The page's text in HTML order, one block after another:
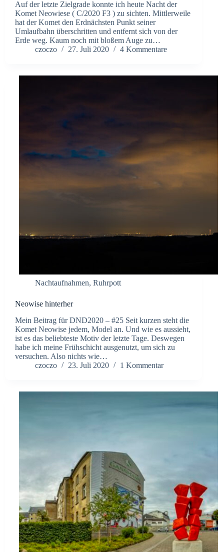
Auf der letzte Zielgrade konnte ich heute Nacht der
Komet Neowiese ( C/2020 F3 ) zu sichten. Mittlerweile
hat der Komet den Erdnächsten Punkt seiner
Umlaufbahn überschritten und entfernt sich von der
Erde weg. Kaum noch mit bloßem Auge zu…
czoczo
27. Juli 2020 4 Kommentare
Nachtaufnahmen, Ruhrpott
Neowise hinterher
Mein Beitrag für DND2020 – #25 Seit kurzen steht die
Komet Neowise jedem, Model an. Und wie es aussieht,
ist es das beliebteste Motiv der letzte Tage. Deswegen
habe ich meine Frühschicht ausgenutzt, um sich zu
versuchen. Also nichts wie…
czoczo
23. Juli 2020 1 Kommentar